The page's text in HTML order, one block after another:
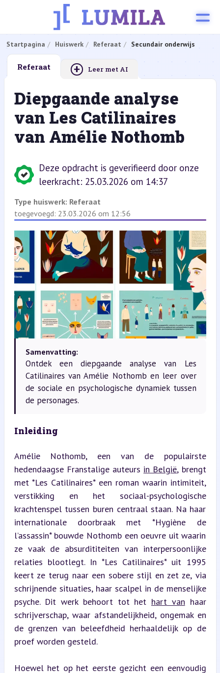
Startpagina Huiswerk Referaat Secundair onderwijs
Referaat + Leer met AI
Diepgaande analyse
van Les Catilinaires
van Amélie Nothomb
Deze opdracht is geverifieerd door onze
leerkracht: 25.03.2026 om 14:37
Type huiswerk: Referaat
toegevoegd: 23.03.2026 om 12:56
Samenvatting:
Ontdek een diepgaande analyse van Les
Catilinaires van Amélie Nothomb en leer over
de sociale en psychologische dynamiek tussen
de personages.
Inleiding
Amélie Nothomb, een van de populairste
hedendaagse Franstalige auteurs in België, brengt
met *Les Catilinaires* een roman waarin intimiteit,
verstikking en het sociaal-psychologische
krachtenspel tussen buren centraal staan. Na haar
internationale doorbraak met *Hygiène de
l’assassin* bouwde Nothomb een oeuvre uit waarin
ze vaak de absurdititeiten van interpersoonlijke
relaties blootlegt. In *Les Catilinaires* uit 1995
keert ze terug naar een sobere stijl en zet ze, via
schrijnende situaties, haar scalpel in de menselijke
psyche. Dit werk behoort tot het hart van haar
schrijverschap, waar afstandelijkheid, ongemak en
de grenzen van beleefdheid herhaaldelijk op de
proef worden gesteld.
Hoewel het op het eerste gezicht een eenvoudig